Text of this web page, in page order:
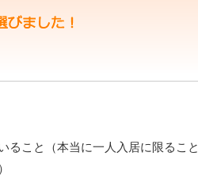
ること（本当に一人入居に限ること